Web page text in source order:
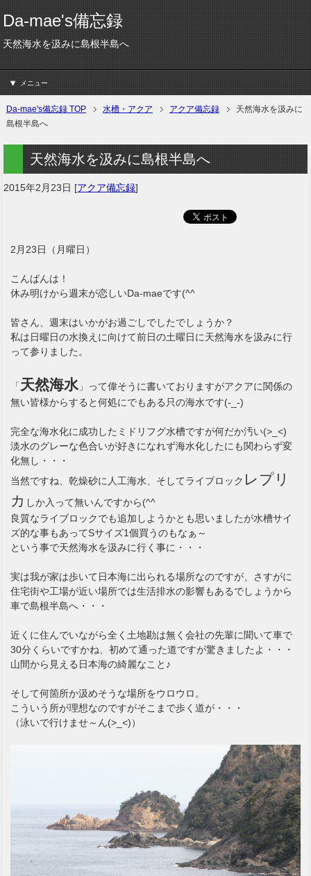
Da-mae's備忘録
天然海水を汲みに島根半島へ
メニュー
Da-mae's備忘録 TOP 水槽・アクア アクア備忘録
天然海水を汲みに
島根半島へ
天然海水を汲みに島根半島へ
2015年2月23日 [アクア備忘録]
2月23日（月曜日）
こんばんは！
休み明けから週末が恋しいDa-maeです(^^ゞ
皆さん、週末はいかがお過ごしでしたでしょうか？
私は日曜日の水換えに向けて前日の土曜日に天然海水を汲みに行
って参りました。
「天然海水」って偉そうに書いておりますがアクアに関係の
無い皆様からすると何処にでもある只の海水です(-_-)
完全な海水化に成功したミドリフグ水槽ですが何だか汚い(>_<)
淡水のグレーな色合いが好きになれず海水化したにも関わらず変
化無し・・・
当然ですね、乾燥砂に人工海水、そしてライブロック レプリ
カ しか入って無いんですから(^^ゞ
良質なライブロックでも追加しようかとも思いましたが水槽サイ
ズ的な事もあってSサイズ1個買うのもなぁ～
という事で天然海水を汲みに行く事に・・・
実は我が家は歩いて日本海に出られる場所なのですが、さすがに
住宅街や工場が近い場所では生活排水の影響もあるでしょうから
車で島根半島へ・・・
近くに住んでいながら全く土地勘は無く会社の先輩に聞いて車で
30分くらいですかね、初めて通った道ですが驚きましたよ・・・
山間から見える日本海の綺麗なこと♪
そして何箇所か汲めそうな場所をウロウロ。
こういう所が理想なのですがそこまで歩く道が・・・
（泳いで行けませ～ん(>_<)）